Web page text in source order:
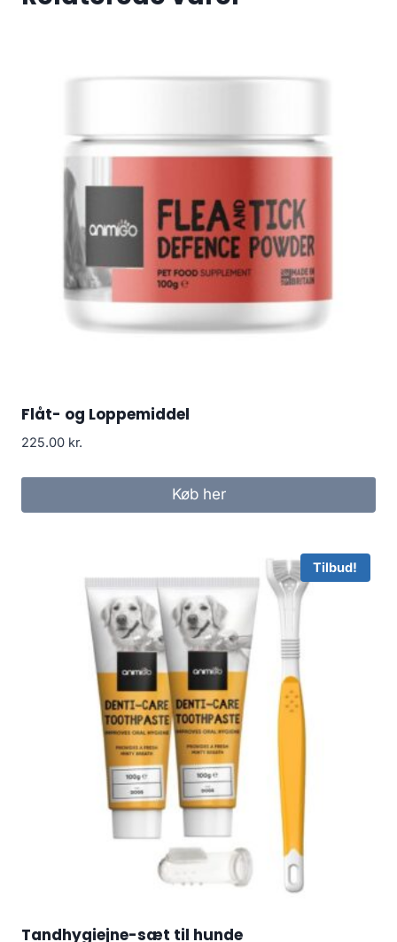
Flåt- og Loppemiddel
225.00 kr.
Køb her
Tilbud!
Tandhygiejne-sæt til hunde